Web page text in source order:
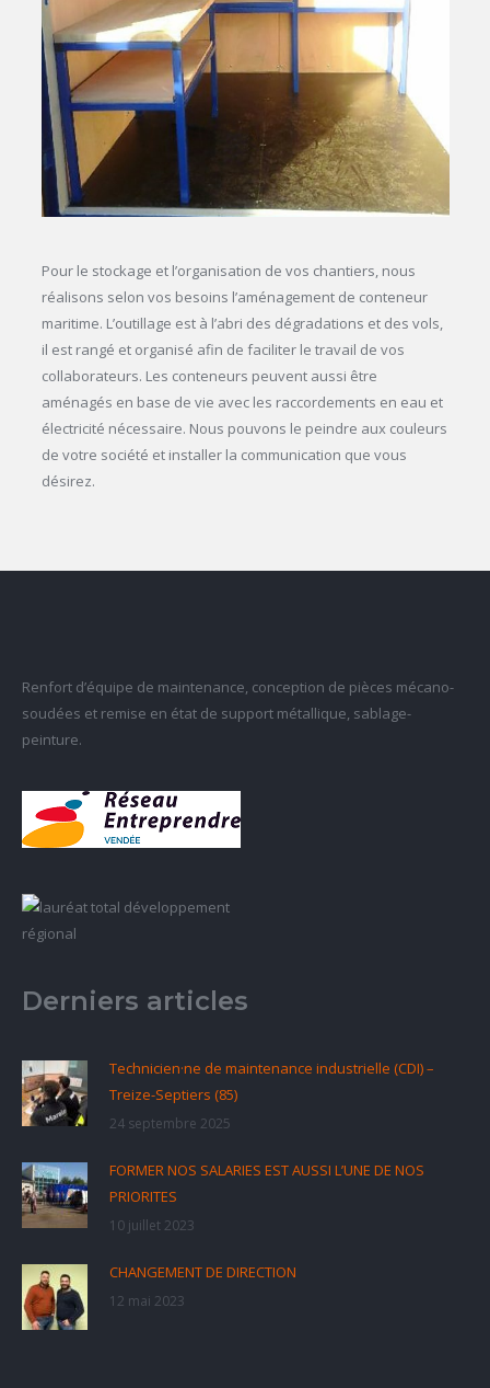
Pour le stockage et l’organisation de vos chantiers, nous
réalisons selon vos besoins l’aménagement de conteneur
maritime. L’outillage est à l’abri des dégradations et des vols,
il est rangé et organisé afin de faciliter le travail de vos
collaborateurs. Les conteneurs peuvent aussi être
aménagés en base de vie avec les raccordements en eau et
électricité nécessaire. Nous pouvons le peindre aux couleurs
de votre société et installer la communication que vous
désirez.
Renfort d’équipe de maintenance, conception de pièces mécano-
soudées et remise en état de support métallique, sablage-
peinture.
Derniers articles
Technicien·ne de maintenance industrielle (CDI) –
Treize-Septiers (85)
24 septembre 2025
FORMER NOS SALARIES EST AUSSI L’UNE DE NOS
PRIORITES
10 juillet 2023
CHANGEMENT DE DIRECTION
12 mai 2023